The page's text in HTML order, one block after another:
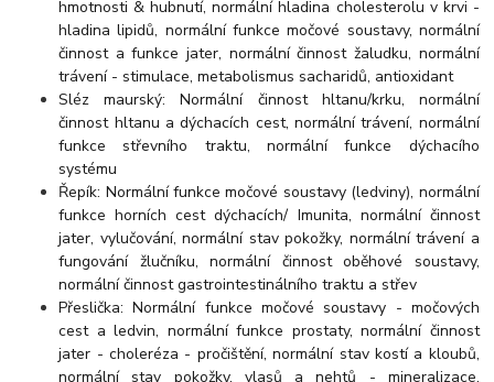
hmotnosti & hubnutí, normální hladina cholesterolu v krvi -
hladina lipidů, normální funkce močové soustavy, normální
činnost a funkce jater, normální činnost žaludku, normální
trávení - stimulace, metabolismus sacharidů, antioxidant
Sléz maurský: Normální činnost hltanu/krku, normální
činnost hltanu a dýchacích cest, normální trávení, normální
funkce střevního traktu, normální funkce dýchacího
systému
Řepík: Normální funkce močové soustavy (ledviny), normální
funkce horních cest dýchacích/ Imunita, normální činnost
jater, vylučování, normální stav pokožky, normální trávení a
fungování žlučníku, normální činnost oběhové soustavy,
normální činnost gastrointestinálního traktu a střev
Přeslička: Normální funkce močové soustavy - močových
cest a ledvin, normální funkce prostaty, normální činnost
jater - choleréza - pročištění, normální stav kostí a kloubů,
normální stav pokožky, vlasů a nehtů - mineralizace,